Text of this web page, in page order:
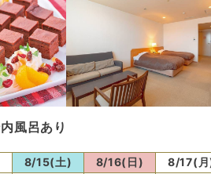
風呂あり
8/15(土) 8/16(日) 8/17(